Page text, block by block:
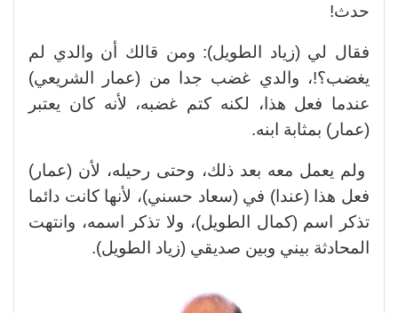
حدث!
فقال لي (زياد الطويل): ومن قالك أن والدي لم
يغضب؟!، والدي غضب جدا من (عمار الشريعي)
عندما فعل هذا، لكنه كتم غضبه، لأنه كان يعتبر
(عمار) بمثابة ابنه.
ولم يعمل معه بعد ذلك، وحتى رحيله، لأن (عمار)
فعل هذا (عندا) في (سعاد حسني)، لأنها كانت دائما
تذكر اسم (كمال الطويل)، ولا تذكر اسمه، وانتهت
المحادثة بيني وبين صديقي (زياد الطويل).